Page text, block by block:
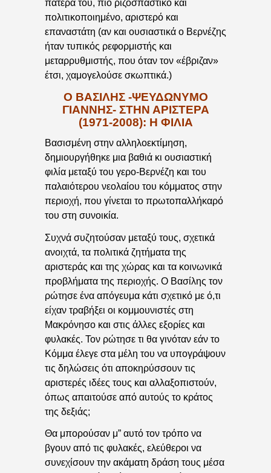
πατέρα του, πιο ριζοσπαστικό και
πολιτικοποιημένο, αριστερό και
επαναστάτη (αν και ουσιαστικά ο Βερνέζης
ήταν τυπικός ρεφορμιστής και
μεταρρυθμιστής, που όταν τον «έβριζαν»
έτσι, χαμογελούσε σκωπτικά.)
Ο ΒΑΣΙΛΗΣ -ΨΕΥΔΩΝΥΜΟ
ΓΙΑΝΝΗΣ- ΣΤΗΝ ΑΡΙΣΤΕΡΑ
(1971-2008): Η ΦΙΛΙΑ
Βασισμένη στην αλληλοεκτίμηση,
δημιουργήθηκε μια βαθιά κι ουσιαστική
φιλία μεταξύ του γερο-Βερνέζη και του
παλαιότερου νεολαίου του κόμματος στην
περιοχή, που γίνεται το πρωτοπαλλήκαρό
του στη συνοικία.
Συχνά συζητούσαν μεταξύ τους, σχετικά
ανοιχτά, τα πολιτικά ζητήματα της
αριστεράς και της χώρας και τα κοινωνικά
προβλήματα της περιοχής. Ο Βασίλης τον
ρώτησε ένα απόγευμα κάτι σχετικό με ό,τι
είχαν τραβήξει οι κομμουνιστές στη
Μακρόνησο και στις άλλες εξορίες και
φυλακές. Τον ρώτησε τι θα γινόταν εάν το
Κόμμα έλεγε στα μέλη του να υπογράψουν
τις δηλώσεις ότι αποκηρύσσουν τις
αριστερές ιδέες τους και αλλαξοπιστούν,
όπως απαιτούσε από αυτούς το κράτος
της δεξιάς;
Θα μπορούσαν μ” αυτό τον τρόπο να
βγουν από τις φυλακές, ελεύθεροι να
συνεχίσουν την ακάματη δράση τους μέσα